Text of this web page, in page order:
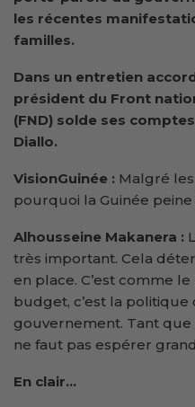
les récentes
familles.
Dans un entretien
président du Front
(FND) solde ses
Diallo.
VisionGuinée : Malgré
pourquoi la Guinée
Alhousseine Makanera :
très important. Cela
en place. C’est comme
budget, c’est la
gouvernement. Tant que
ne faut pas espérer
En clair…